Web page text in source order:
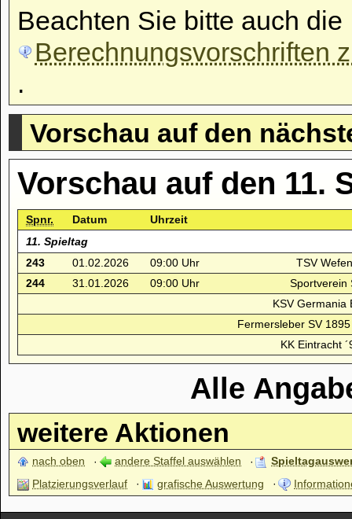
Beachten Sie bitte auch die
Berechnungsvorschriften
.
Vorschau auf den
Vorschau auf den 11.
Spnr. Datum
Uhrzeit
11. Spieltag
243
01.02.2026 09:00 Uhr
TSV
244
31.01.2026 09:00 Uhr
Sportverein
KSV Germania
Fermersleber SV
KK Eintracht
Alle
weitere Aktionen
nach oben andere Staffel auswählen
Platzierungsverlauf
grafische Auswertung